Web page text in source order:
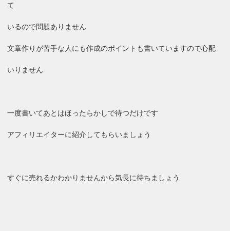
て
いるので問題ありません
文章作りが苦手な人にも作成のポイントも書いていますので心配
いりません
一度書いてあとはほったらかしで待つだけです
アフィリエイターに紹介してもらいましょう
すぐに売れるかわかりませんから気長に待ちましょう